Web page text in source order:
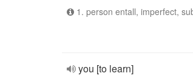
1. person entall, imperfect,
you [to learn]